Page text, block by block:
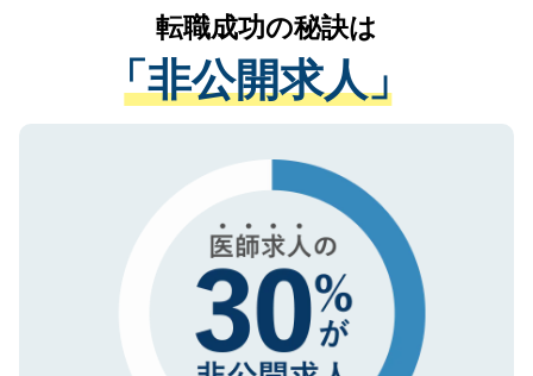
は、個人情報の取り扱いについての厳密な
管理基準を満たした事業者のみに付与され
る、プライバシーマークを取得済みです。
で、機密保持に関してもご安心ください。
かがいして、現在の医療機関の状況や紹介
経験をまじえながら、適切なアドバイスを
させていただきます。すぐにご転職をされ
ない方には、長期的なサポートが可能です
ので、まずはご登録ください。
転職成功の秘訣は
「非公開求人」